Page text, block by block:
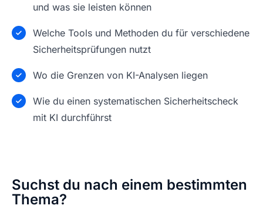
und was sie leisten können
Welche Tools und Methoden du für verschiedene
Sicherheitsprüfungen nutzt
Wo die Grenzen von KI-Analysen liegen
Wie du einen systematischen Sicherheitscheck
mit KI durchführst
Suchst du nach einem bestimmten
Thema?